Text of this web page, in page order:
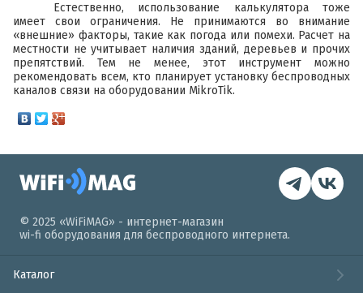
Естественно, использование калькулятора тоже
имеет свои ограничения. Не принимаются во внимание
«внешние» факторы, такие как погода или помехи. Расчет на
местности не учитывает наличия зданий, деревьев и прочих
препятствий. Тем не менее, этот инструмент можно
рекомендовать всем, кто планирует установку беспроводных
каналов связи на оборудовании MikroTik.
© 2025 «WiFiMAG» - интернет-магазин
wi-fi оборудования для беспроводного интернета.
Каталог